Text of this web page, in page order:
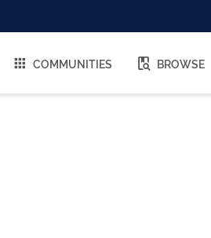
COMMUNITIES BROWSE